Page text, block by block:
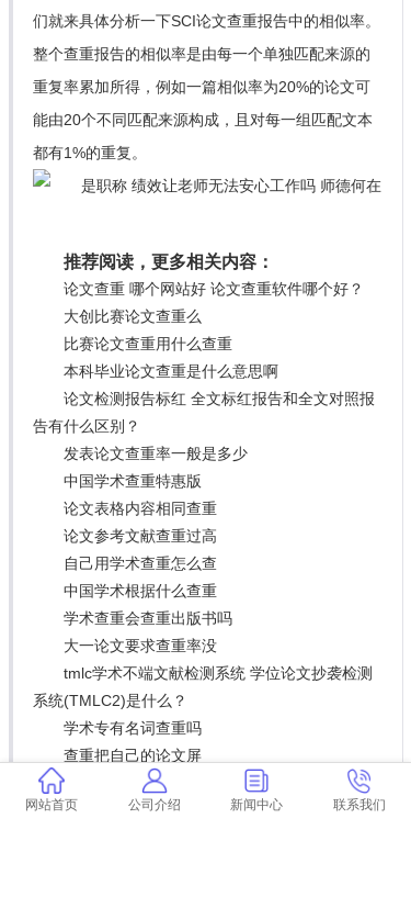
们就来具体分析一下SCI论文查重报告中的相似率。
整个查重报告的相似率是由每一个单独匹配来源的
重复率累加所得，例如一篇相似率为20%的论文可
能由20个不同匹配来源构成，且对每一组匹配文本
都有1%的重复。
推荐阅读，更多相关内容：
论文查重 哪个网站好 论文查重软件哪个好？
大创比赛论文查重么
比赛论文查重用什么查重
本科毕业论文查重是什么意思啊
论文检测报告标红 全文标红报告和全文对照报
告有什么区别？
发表论文查重率一般是多少
中国学术查重特惠版
论文表格内容相同查重
论文参考文献查重过高
自己用学术查重怎么查
中国学术根据什么查重
学术查重会查重出版书吗
大一论文要求查重率没
tmlc学术不端文献检测系统 学位论文抄袭检测
系统(TMLC2)是什么？
学术专有名词查重吗
查重把自己的论文屏
学术查重word插入公式
毕业论文初稿要查重
网站首页 公司介绍 新闻中心 联系我们